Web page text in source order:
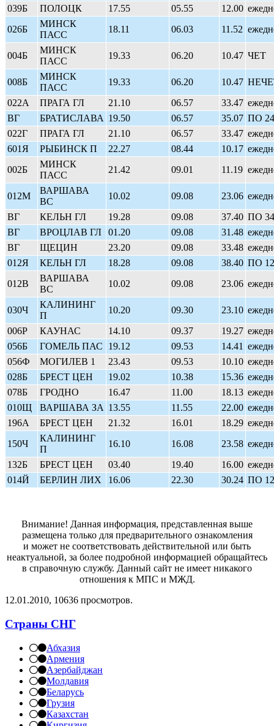
039Б ПОЛОЦК 17.55 05.55 12.00
026Б
МИНСК
ПАСС
18.11 06.03 11.52
004Б
МИНСК
ПАСС
19.33 06.20 10.47 ЧЕТ
008Б
МИНСК
ПАСС
19.33 06.20 10.47
022А
ПРАГА ГЛ 21.10 06.57 33.47
ВГ
БРАТИСЛАВА 19.50 06.57 35.07 ПО
022Г
ПРАГА ГЛ 21.10 06.57 33.47
601Я
РЫБИНСК П 22.27 08.44 10.17
002Б
МИНСК
ПАСС
21.42 09.01 11.19
012М
ВАРШАВА
ВС
10.02 09.08 23.06
ВГ
КЕЛЬН ГЛ 19.28 09.08 37.40 ПО
ВГ
ВРОЦЛАВ ГЛ 01.20 09.08 31.48
ВГ
ЩЕЦИН 23.20 09.08 33.48
012Я
КЕЛЬН ГЛ 18.28 09.08 38.40 ПО 12
012В
ВАРШАВА
ВС
10.02 09.08 23.06
030Ч
КАЛИНИНГ
П
10.20 09.30 23.10
006Р
КАУНАС 14.10 09.37 19.27
056Б
ГОМЕЛЬ ПАС 19.12 09.53 14.41
056Ф
МОГИЛЕВ 1 23.43 09.53 10.10
028Б
БРЕСТ ЦЕН 19.02 10.38 15.36
078Б
ГРОДНО 16.47 11.00 18.13
010Щ
ВАРШАВА ЗА 13.55 11.55 22.00
196А
БРЕСТ ЦЕН 21.32 16.01 18.29
150Ч
КАЛИНИНГ
П
16.10 16.08 23.58
132Б
БРЕСТ ЦЕН 03.40 19.40 16.00
014Й
БЕРЛИН ЛИХ 16.06 22.30 30.24 ПО
Внимание! Данная информация, представленная выше
размещена только для предварительного ознакомления
и может не соответствовать действительной или быть
неактуальной, за более подробной информацией обращайтесь
в справочную службу. Данный сайт не имеет никакого
отношения к МПС и МЖД.
12.01.2010, 10636 просмотров.
Страны СНГ
Абхазия
Армения
Азербайджан
Молдавия
Беларусь
Грузия
Казахстан